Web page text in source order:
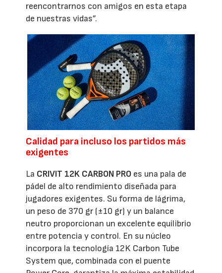
reencontrarnos con amigos en esta etapa
de nuestras vidas”.
Calidad para incluso los partidos más
exigentes
La CRIVIT 12K CARBON PRO es una pala de
pádel de alto rendimiento diseñada para
jugadores exigentes. Su forma de lágrima,
un peso de 370 gr (±10 gr) y un balance
neutro proporcionan un excelente equilibrio
entre potencia y control. En su núcleo
incorpora la tecnología 12K Carbon Tube
System que, combinada con el puente